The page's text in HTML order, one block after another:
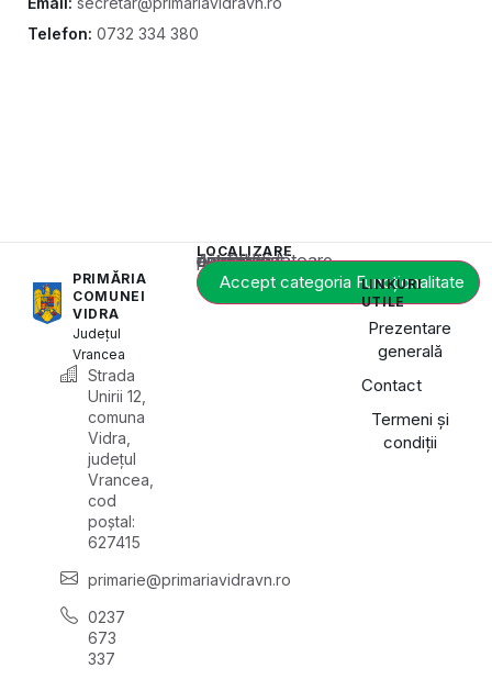
Telefon: 0732 334 380
PRIMĂRIA
COMUNEI
VIDRA
Județul
Vrancea
Strada
Unirii 12,
comuna
Vidra,
județul
Vrancea,
cod
poștal:
627415
primarie@primariavidravn.ro
0237
673
337
LOCALIZARE
Acest conținut este blocat până când acceptați categoria corespunzătoare de cookie-uri.
Accept categoria Funcționalitate
LINKURI
UTILE
Prezentare
generală
Contact
Termeni și
condiții